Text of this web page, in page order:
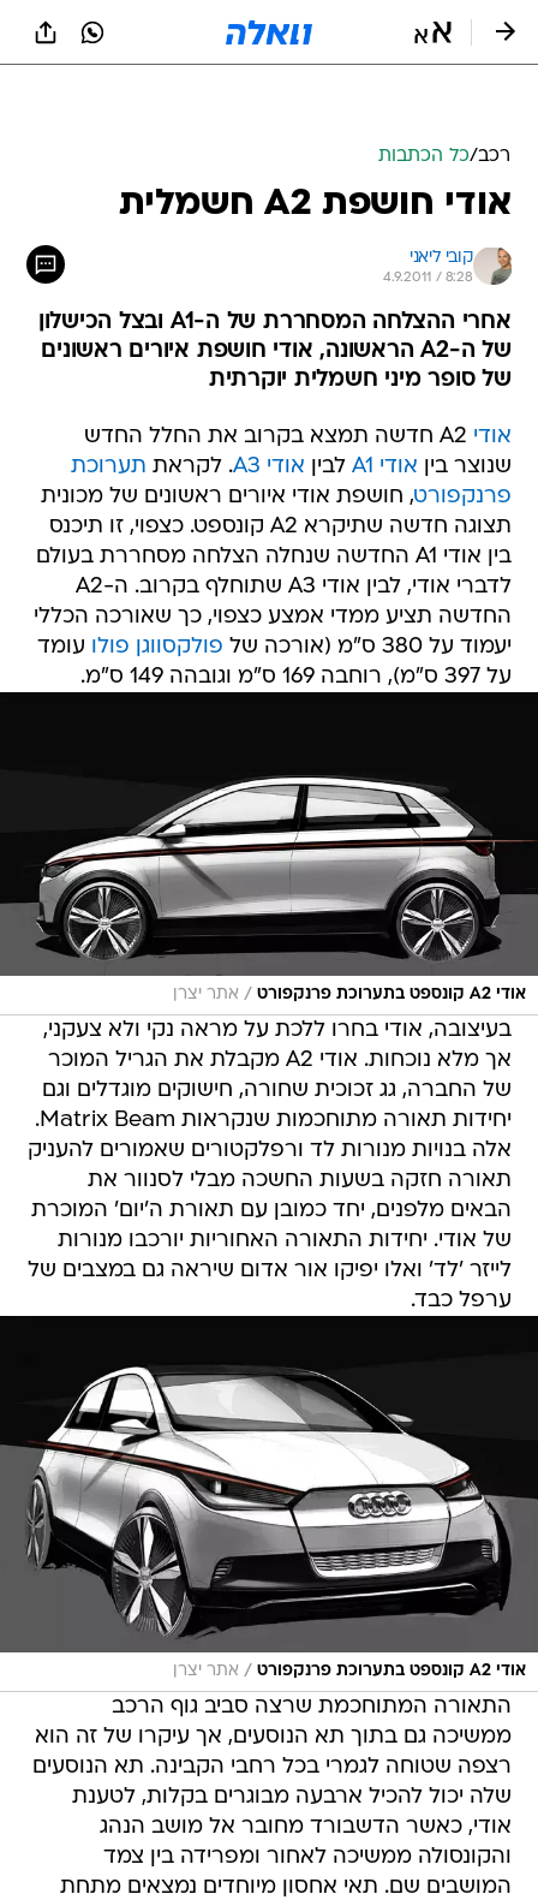
רכב/כל הכתבות
אודי חושפת A2 חשמלית
קובי ליאני
4.9.2011 / 8:28
אחרי ההצלחה המסחררת של ה-A1 ובצל הכישלון
של ה-A2 הראשונה, אודי חושפת איורים ראשונים
של סופר מיני חשמלית יוקרתית
אודי
A2 חדשה תמצא בקרוב את החלל החדש
שנוצר בין אודי A1 לבין אודי A3 . לקראת תערוכת
פרנקפורט, חושפת אודי איורים ראשונים של מכונית
תצוגה חדשה שתיקרא A2 קונספט. כצפוי, זו תיכנס
בין אודי A1 החדשה שנחלה הצלחה מסחררת בעולם
לדברי אודי, לבין אודי A3 שתוחלף בקרוב. ה-A2
החדשה תציע ממדי אמצע כצפוי, כך שאורכה הכללי
יעמוד על 380 ס"מ (אורכה של
פולקסווגן פולו עומד
על 397 ס"מ), רוחבה 169 ס"מ וגובהה 149 ס"מ.
אודי A2 קונספט בתערוכת פרנקפורט / אתר יצרן
בעיצובה, אודי בחרו ללכת על מראה נקי ולא צעקני,
אך מלא נוכחות. אודי A2 מקבלת את הגריל המוכר
של החברה, גג זכוכית שחורה, חישוקים מוגדלים וגם
יחידות תאורה מתוחכמות שנקראות Matrix Beam.
אלה בנויות מנורות לד ורפלקטורים שאמורים להעניק
תאורה חזקה בשעות החשכה מבלי לסנוור את
הבאים מלפנים, יחד כמובן עם תאורת ה'יום' המוכרת
של אודי. יחידות התאורה האחוריות יורכבו מנורות
לייזר 'לד' ואלו יפיקו אור אדום שיראה גם במצבים של
ערפל כבד.
אודי A2 קונספט בתערוכת פרנקפורט / אתר יצרן
התאורה המתוחכמת שרצה סביב גוף הרכב
ממשיכה גם בתוך תא הנוסעים, אך עיקרו של זה הוא
רצפה שטוחה לגמרי בכל רחבי הקבינה. תא הנוסעים
שלה יכול להכיל ארבעה מבוגרים בקלות, לטענת
אודי, כאשר הדשבורד מחובר אל מושב הנהג
והקונסולה ממשיכה לאחור ומפרידה בין צמד
המושבים שם. תאי אחסון מיוחדים נמצאים מתחת